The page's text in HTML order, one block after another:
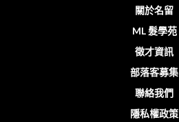
關於名留
ML 髮學苑
徵才資訊
部落客募集
聯絡我們
隱私權政策